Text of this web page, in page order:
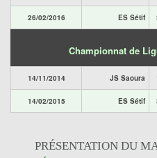
26/02/2016 ES Sétif
Championnat de
14/11/2014 JS Saoura
14/02/2015 ES Sétif
PRÉSENTATION DU